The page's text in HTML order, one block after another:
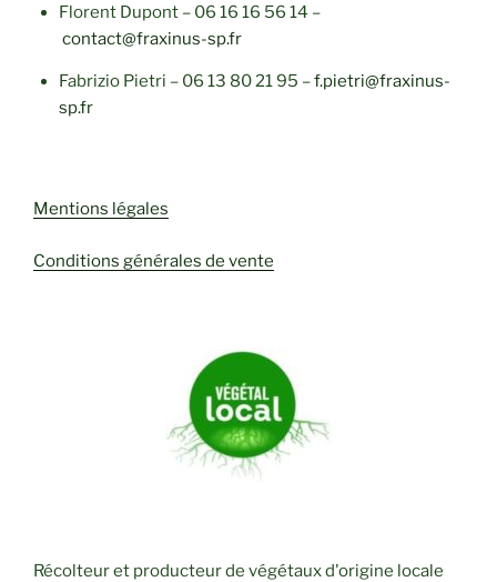
Florent Dupont – 06 16 16 56 14 –
contact@fraxinus-sp.fr
Fabrizio Pietri – 06 13 80 21 95 –f.pietri@fraxinus-
sp.fr
Mentions légales
Conditions générales de vente
Récolteur et producteur de végétaux d'origine locale